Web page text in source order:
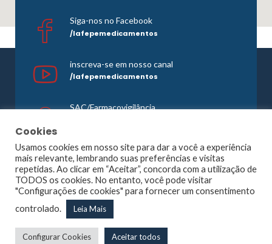
Siga-nos no Facebook
/lafepemedicamentos
inscreva-se em nosso canal
/lafepemedicamentos
SAC/Farmacovigilância
©1965 - 2026 Todos os direitos reservados. Lafepe |
Wordpress Optimized byAgência Planner
Largo de Dois Irmãos, 1117, Dois Irmãos – Recife – PE |
CNPJ: 10.877.926/0001-13
Cookies
Usamos cookies em nosso site para dar a você a experiência
mais relevante, lembrando suas preferências e visitas
repetidas. Ao clicar em “Aceitar”, concorda com a utilização de
TODOS os cookies. No entanto, você pode visitar
"Configurações de cookies" para fornecer um consentimento
controlado.
Leia Mais
Configurar Cookies Aceitar todos